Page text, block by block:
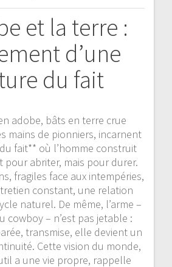
et la terre :
d’une
du fait
adobe, bâts en terre crue
mains de pionniers, incarnent
fait** où l’homme construit
pour abriter, mais pour durer.
fragiles face aux intempéries,
constant, une relation
naturel. De même, l’arme –
cowboy – n’est pas jetable :
transmise, elle devient un
Cette vision du monde,
a une vie propre, rappelle